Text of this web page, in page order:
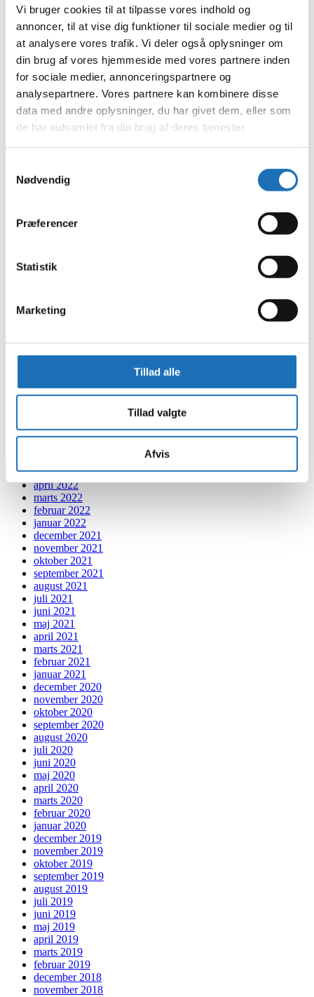
Vi bruger cookies til at tilpasse vores indhold og
annoncer, til at vise dig funktioner til sociale medier og til
at analysere vores trafik. Vi deler også oplysninger om
din brug af vores hjemmeside med vores partnere inden
for sociale medier, annonceringspartnere og
analysepartnere. Vores partnere kan kombinere disse
data med andre oplysninger, du har givet dem, eller som
de har indsamlet fra din brug af deres tjenester.
Nødvendig
Præferencer
Statistik
Marketing
Tillad alle
Tillad valgte
Afvis
september 2025
august 2025
juli 2025
juni 2025
maj 2025
marts 2025
februar 2025
januar 2025
december 2024
november 2024
oktober 2024
maj 2024
februar 2024
oktober 2023
juli 2023
april 2023
februar 2023
november 2022
august 2022
maj 2022
april 2022
marts 2022
februar 2022
januar 2022
december 2021
november 2021
oktober 2021
september 2021
august 2021
juli 2021
juni 2021
maj 2021
april 2021
marts 2021
februar 2021
januar 2021
december 2020
november 2020
oktober 2020
september 2020
august 2020
juli 2020
juni 2020
maj 2020
april 2020
marts 2020
februar 2020
januar 2020
december 2019
november 2019
oktober 2019
september 2019
august 2019
juli 2019
juni 2019
maj 2019
april 2019
marts 2019
februar 2019
december 2018
november 2018